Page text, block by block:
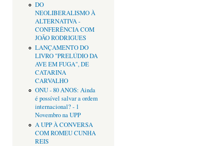
DO
NEOLIBERALISMO À
ALTERNATIVA -
CONFERÊNCIA COM
JOÃO RODRIGUES
LANÇAMENTO DO
LIVRO "PRELÚDIO DA
AVE EM FUGA", DE
CATARINA
CARVALHO
ONU - 80 ANOS: Ainda
é possível salvar a ordem
internacional? - 1
Novembro na UPP
A UPP À CONVERSA
COM ROMEU CUNHA
REIS